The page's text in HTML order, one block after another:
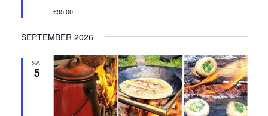
N
S
U
T
E
N
-
N
€95,00
SEPTEMBER 2026
SA.
5